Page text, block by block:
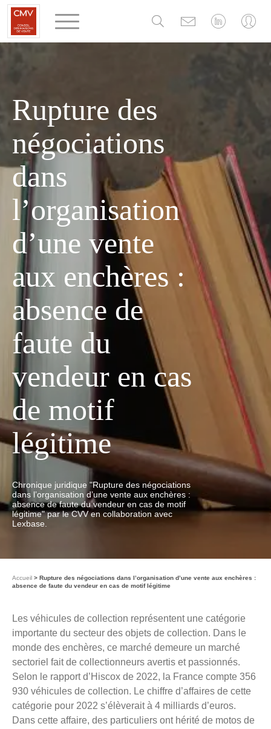
Rupture des
négociations
dans
l’organisation
d’une vente
aux enchères :
absence de
faute du
vendeur en cas
de motif
légitime
Chronique juridique "Rupture des négociations
dans l’organisation d’une vente aux enchères :
absence de faute du vendeur en cas de motif
légitime" par le CVV en collaboration avec
Lexbase.
Accueil
Rupture des négociations dans l’organisation d’une vente aux enchères :
absence de faute du vendeur en cas de motif légitime
Les véhicules de collection représentent une catégorie
importante du secteur des objets de collection. Dans le
monde des enchères, ce marché demeure un marché
sectoriel fait de collectionneurs avertis et passionnés.
Selon le rapport d’Hiscox de 2022, la France compte 356
930 véhicules de collection. Le chiffre d’affaires de cette
catégorie pour 2022 s’élèverait à 4 milliards d’euros.
Dans cette affaire, des particuliers ont hérité de motos de
Panneau de gestion des cookies